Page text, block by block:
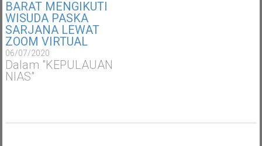
BARAT MENGIKUTI
WISUDA PASKA
SARJANA LEWAT
ZOOM VIRTUAL
06/07/2020
Dalam "KEPULAUAN
NIAS"